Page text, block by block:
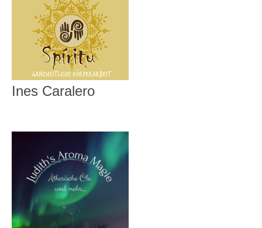
Ines Caralero